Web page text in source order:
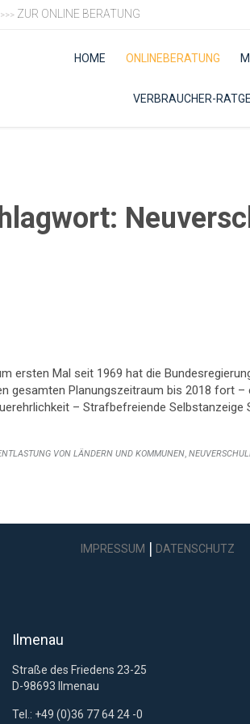
>>> ZUR ONLINE BERATUNG
HOME ONLINEBERATUNG
VERBRAUCHER-
ersten Mal seit 1969 hat die
gesamten Planungszeitraum bis 2018 fort
– Strafbefreiende
VON LÄNDERN UND KOMMUNEN,
IMPRESSUM | DATENSCHUTZ
Ilmenau
Straße des Friedens 23-25
D-98693 Ilmenau
Tel.: +49 (0)36 77 64 24 -0